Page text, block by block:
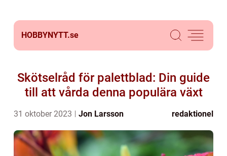
HOBBYNYTT.se
Skötselråd för palettblad: Din guide
till att vårda denna populära växt
31 oktober 2023 Jon Larsson redaktionel